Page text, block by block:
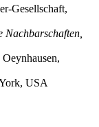
Gesellschaft,
USA